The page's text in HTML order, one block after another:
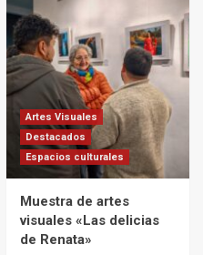
Artes Visuales
Destacados
Espacios culturales
Muestra de artes
visuales «Las delicias
de Renata»